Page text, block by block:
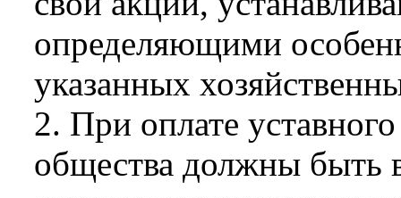
определяющими
указанных
2. При оплате
общества должны быть